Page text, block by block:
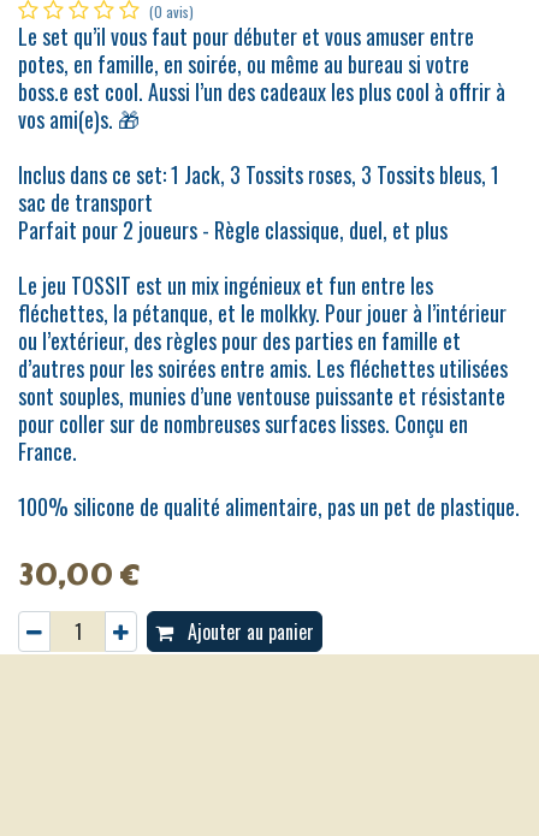
(0 avis)
Le set qu’il vous faut pour débuter et vous amuser entre
potes, en famille, en soirée, ou même au bureau si votre
boss.e est cool. Aussi l’un des cadeaux les plus cool à offrir à
vos ami(e)s. 🎁
Inclus dans ce set: 1 Jack, 3 Tossits roses, 3 Tossits bleus, 1
sac de transport
Parfait pour 2 joueurs - Règle classique, duel, et plus
Le jeu TOSSIT est un mix ingénieux et fun entre les
fléchettes, la pétanque, et le molkky. Pour jouer à l’intérieur
ou l’extérieur, des règles pour des parties en famille et
d’autres pour les soirées entre amis. Les fléchettes utilisées
sont souples, munies d’une ventouse puissante et résistante
pour coller sur de nombreuses surfaces lisses. Conçu en
France.
100% silicone de qualité alimentaire, pas un pet de plastique.
30,00€
Ajouter au panier